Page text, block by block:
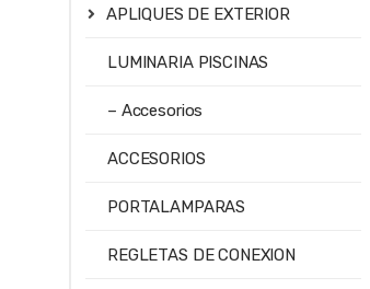
APLIQUES DE EXTERIOR
LUMINARIA PISCINAS
– Accesorios
ACCESORIOS
PORTALAMPARAS
REGLETAS DE CONEXION